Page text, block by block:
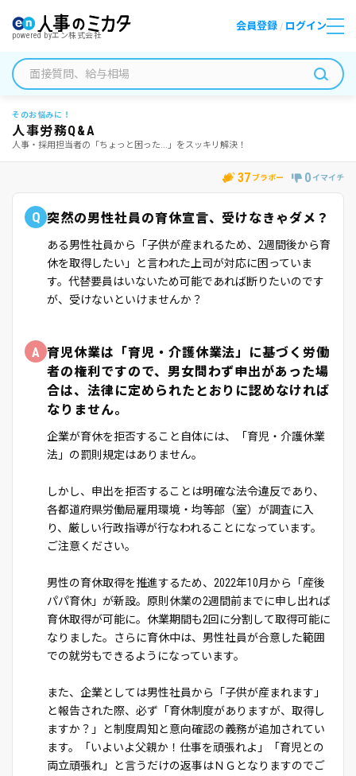
powered byエン株式会社
会員登録 / ログイン
そのお悩みに！
人事労務Q&A
人事・採用担当者の「ちょっと困った...」をスッキリ解決！
37 ブラボー 0 イマイチ
Q 突然の男性社員の育休宣言、受けなきゃダメ？
ある男性社員から「子供が産まれるため、2週間後から育
休を取得したい」と言われた上司が対応に困っていま
す。代替要員はいないため可能であれば断りたいのです
が、受けないといけませんか？
A 育児休業は「育児・介護休業法」に基づく労働
者の権利ですので、男女問わず申出があった場
合は、法律に定められたとおりに認めなければ
なりません。
企業が育休を拒否すること自体には、「育児・介護休業
法」の罰則規定はありません。
しかし、申出を拒否することは明確な法令違反であり、
各都道府県労働局雇用環境・均等部（室）が調査に入
り、厳しい行政指導が行なわれることになっています。
ご注意ください。
男性の育休取得を推進するため、2022年10月から「産後
パパ育休」が新設。原則休業の2週間前までに申し出れば
育休取得が可能に。休業期間も2回に分割して取得可能に
なりました。さらに育休中は、男性社員が合意した範囲
での就労もできるようになっています。
また、企業としては男性社員から「子供が産まれます」
と報告された際、必ず「育休制度がありますが、取得し
ますか？」と制度周知と意向確認の義務が追加されてい
ます。「いよいよ父親か！仕事を頑張れよ」「育児との
両立頑張れ」と言うだけの返事はＮＧとなりますのでご